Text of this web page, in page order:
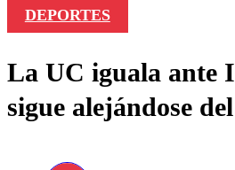
DEPORTES
La UC iguala ante
sigue alejándose